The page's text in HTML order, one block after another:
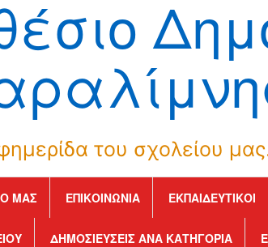
του σχολείου
ΜΑΣ ΕΠΙΚΟΙΝΩΝΊΑ ΕΚΠΑΙΔΕΥΤΙΚΟΊ
ΔΗΜΟΣΙΕΎΣΕΙΣ ΑΝΆ ΚΑΤΗΓΟΡΊΑ